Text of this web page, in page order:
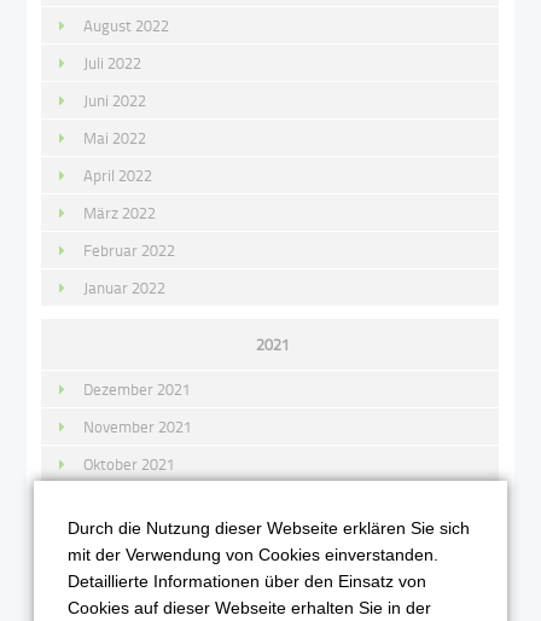
August 2022
Juli 2022
Juni 2022
Mai 2022
April 2022
März 2022
Februar 2022
Januar 2022
2021
Dezember 2021
November 2021
Oktober 2021
August 2021
Juli 2021
Juni 2021
Durch die Nutzung dieser Webseite erklären Sie sich
mit der Verwendung von Cookies einverstanden.
Detaillierte Informationen über den Einsatz von
Cookies auf dieser Webseite erhalten Sie in der